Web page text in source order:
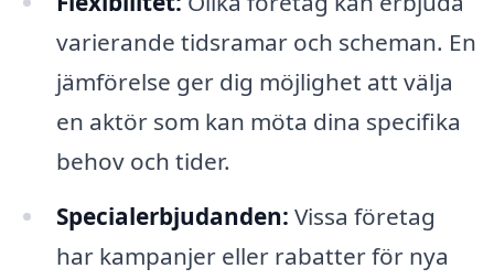
varierande tidsramar och scheman. En
jämförelse ger dig möjlighet att välja
en aktör som kan möta dina specifika
behov och tider.
Specialerbjudanden: Vissa företag
har kampanjer eller rabatter för nya